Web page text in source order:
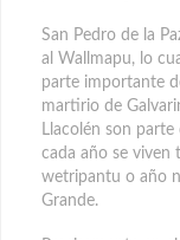
San Pedro de la
al Wallmapu, lo
parte importante
martirio de
Llacolén son
cada año se viven
wetripantu o año
Grande.